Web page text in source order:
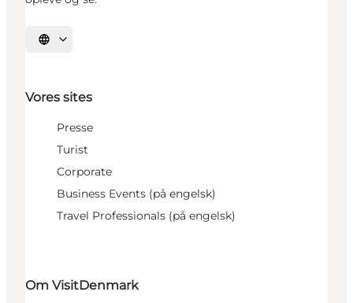
Vælg sprog
Vores sites
Presse
Turist
Corporate
Business Events (på engelsk)
Travel Professionals (på engelsk)
Om VisitDenmark